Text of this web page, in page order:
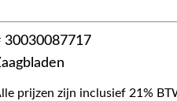
30030087717
prijzen zijn inclusief 21%